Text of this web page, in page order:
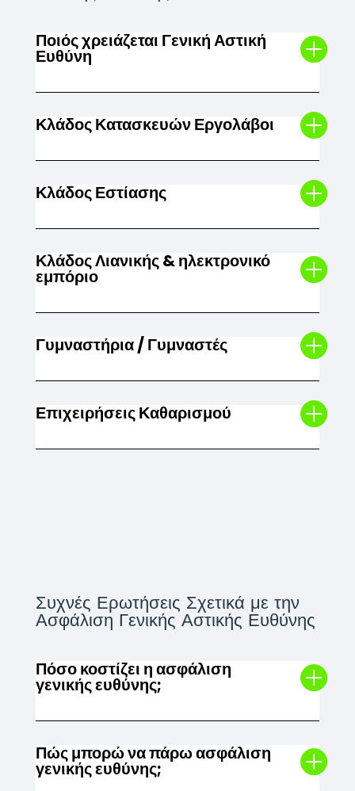
Ποιός χρειάζεται Γενική Αστική
Ευθύνη
Κλάδος Κατασκευών Εργολάβοι
Κλάδος Εστίασης
Κλάδος Λιανικής & ηλεκτρονικό
εμπόριο
Γυμναστήρια / Γυμναστές
Επιχειρήσεις Καθαρισμού
Συχνές Ερωτήσεις Σχετικά με την
Ασφάλιση Γενικής Αστικής Ευθύνης
Πόσο κοστίζει η ασφάλιση
γενικής ευθύνης;
Πώς μπορώ να πάρω ασφάλιση
γενικής ευθύνης;